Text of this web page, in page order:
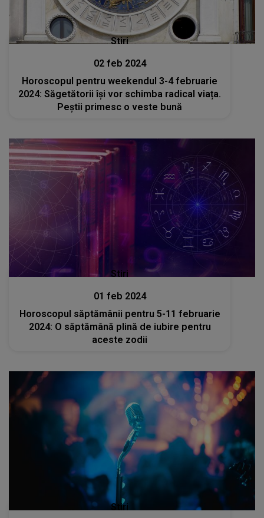
Stiri
02 feb 2024
Horoscopul pentru weekendul 3-4 februarie
2024: Săgetătorii își vor schimba radical viața.
Peștii primesc o veste bună
Stiri
01 feb 2024
Horoscopul săptămânii pentru 5-11 februarie
2024: O săptămână plină de iubire pentru
aceste zodii
Stiri